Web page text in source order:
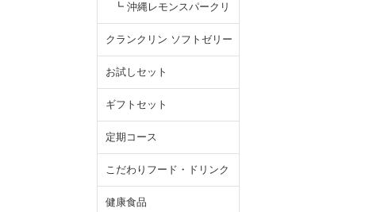
┗ 沖縄レモンスパークリ
ング
クランクリン ソフトゼリー
お試しセット
ギフトセット
定期コース
こだわりフード・ドリンク
健康食品